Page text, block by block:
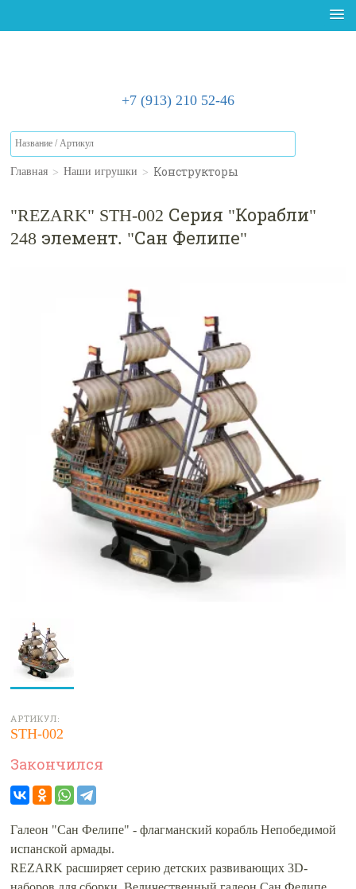
+7 (913) 210 52-46
Главная > Наши игрушки > Конструкторы
"REZARK" STH-002 Серия "Корабли"
248 элемент. "Сан Фелипе"
АРТИКУЛ:
STH-002
Закончился
Галеон "Сан Фелипе" - флагманский корабль Непобедимой
испанской армады.
REZARK расширяет серию детских развивающих 3D-